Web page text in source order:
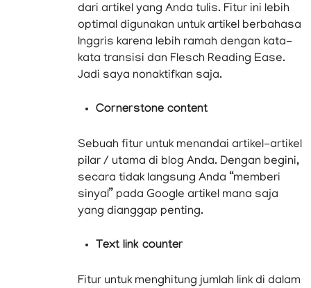
dari artikel yang Anda tulis. Fitur ini lebih
optimal digunakan untuk artikel berbahasa
Inggris karena lebih ramah dengan kata-
kata transisi dan Flesch Reading Ease.
Jadi saya nonaktifkan saja.
Cornerstone content
Sebuah fitur untuk menandai artikel-artikel
pilar / utama di blog Anda. Dengan begini,
secara tidak langsung Anda “memberi
sinyal” pada Google artikel mana saja
yang dianggap penting.
Text link counter
Fitur untuk menghitung jumlah link di dalam